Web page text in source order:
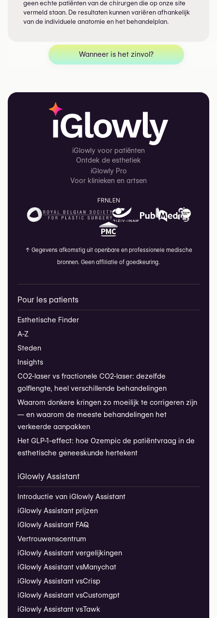
geen echte patiënten van de chirurgen die op onze site
vermeld staan. De resultaten kunnen variëren afhankelijk
van de individuele anatomie en het behandelplan.
Wanneer is het zinvol?
iGlowly voor patiënten
Ontdek de esthetiek
iGlowly Pro
Voor klinieken en artsen
FRNL EN
↑ Gegevens afkomstig uit openbare en professionele medische
bronnen. Geen affiliatie of goedkeuring.
Pour les patients
Esthetische Finder
A-Z
Steden
Insights
CO2-laser vs fractionele CO2-laser: dezelfde
golflengte, heel verschillende behandelingen
Waarom donkere kringen zo moeilijk te corrigeren zijn
— en waarom de meeste behandelingen het
verkeerde aanpakken
Het GLP-1-effect: hoe Ozempic de patiëntvraag in de
esthetische geneeskunde hertekent
iGlowly Assistant
Introductie van iGlowly Assistant
iGlowly Assistant prijzen
iGlowly Assistant FAQ
Vertrouwenscentrum
iGlowly Assistant vergelijkingen
iGlowly Assistant vsManychat
iGlowly Assistant vsCrisp
iGlowly Assistant vsCustomgpt
iGlowly Assistant vsTawk